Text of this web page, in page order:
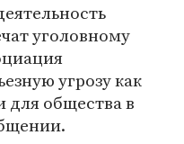
уголовному
угрозу как
для общества в